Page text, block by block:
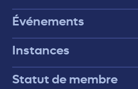
Événements
Instances
Statut de membre